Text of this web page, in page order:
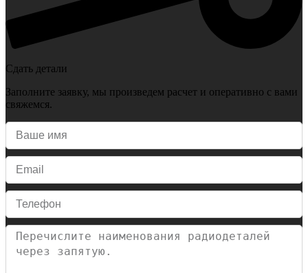
Сдать детали
Заполните заявку, мы произведем расчет и оперативно с вами
свяжемся.